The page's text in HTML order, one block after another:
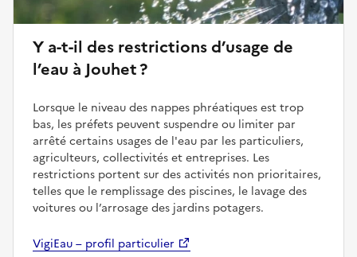
Y a-t-il des restrictions d’usage de
l’eau à Jouhet ?
Lorsque le niveau des nappes phréatiques est trop
bas, les préfets peuvent suspendre ou limiter par
arrêté certains usages de l'eau par les particuliers,
agriculteurs, collectivités et entreprises. Les
restrictions portent sur des activités non prioritaires,
telles que le remplissage des piscines, le lavage des
voitures ou l’arrosage des jardins potagers.
VigiEau – profil particulier